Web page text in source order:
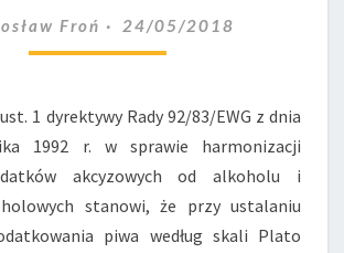
FERMENTACJI
ZMIENIAJĄ
Froń 24/05/2018
1 dyrektywy Rady 92/83/EWG z dnia
1992 r. w sprawie harmonizacji
akcyzowych od alkoholu i
stanowi, że przy ustalaniu
piwa według skali Plato